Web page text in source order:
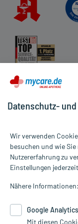
- Muskelschwäche
-
- Sehstörungen
- Pulsbeschleunigung
- Erhöhung des
- Störungen beim
- Gefühl der
- Sedierung
- Verschwommenes
-
-
- Halluzinationen
- Schlaflosigkeit
- Unruhe
- Schlaflosigkeit
Alle Preise gelten inkl.
Informationen auf
die Untersuchung
Therapien eingeleitet
Google Analytics.
Datenschutz-
Wir verwenden
besuchen und wie
Nutzererfahrung zu
Einstellungen
Nähere Informationen:
Google Analytics
Mit diesen